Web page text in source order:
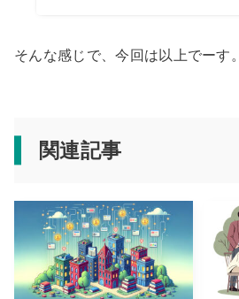
そんな感じで、今回は以上でーす。
関連記事